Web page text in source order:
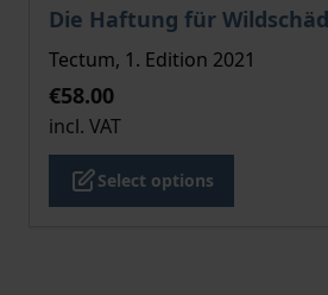
Die Haftung für
The price depends on the
Tectum, 1. Edition 2021
€58.00
incl. VAT
Select options